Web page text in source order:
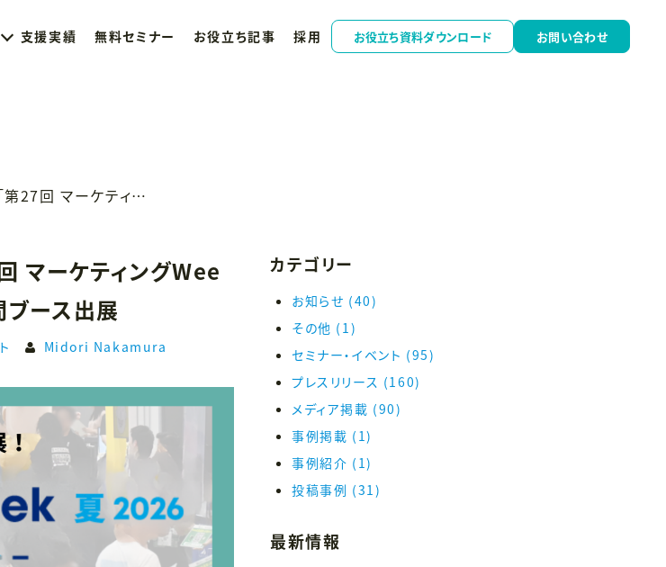
支援実績 無料セミナー お役立ち記事 採用 お役立ち資料ダウンロード お問い合わせ
東京ビッグサイトで開催される「第27回 マーケティングWeek 夏 2026」に6月24日（水）から3日間ブース出展
マーケティングWee
ブース出展
Midori Nakamura
カテゴリー
お知らせ (40)
その他 (1)
セミナー・イベント (95)
プレスリリース (160)
メディア掲載 (90)
事例掲載 (1)
事例紹介 (1)
投稿事例 (31)
最新情報